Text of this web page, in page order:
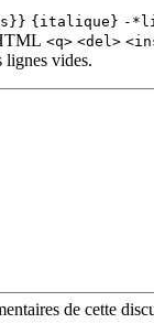
{italique} -
<q> <del>
lignes vides.
de cette